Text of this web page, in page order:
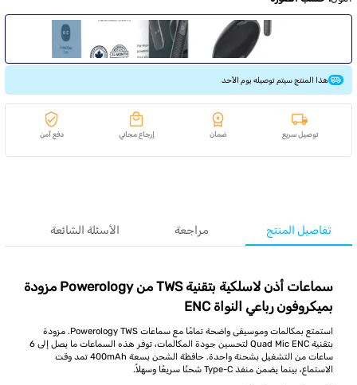
هذا المنتج سيتم توصيله يوم الأحد
توصيل سريع ضمان إرجاع مجاني دفع آمن
تفاصيل المنتج مراجعة الأسئلة الشائعة
سماعات أذن لاسلكية بتقنية TWS من Powerology مزودة
بميكروفون رباعي النواة ENC
استمتع بمكالمات وموسيقى واضحة تمامًا مع سماعات Powerology TWS. مزودة
بتقنية Quad Mic ENC لتحسين جودة المكالمات، توفر هذه السماعات ما يصل إلى 6
ساعات من التشغيل بشحنة واحدة. حافظة الشحن بسعة 400mAh تمد وقت
الاستماع، بينما يضمن منفذ Type-C شحنًا سريعًا وسهلاً.